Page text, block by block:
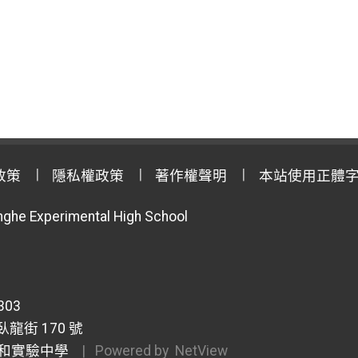
策 隱私權政策 著作權聲明 本站使用正體
Experimental High School
龍街 170 號
實驗中學
| Powered by NetView